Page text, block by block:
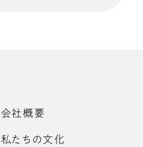
会社概要
私たちの文化